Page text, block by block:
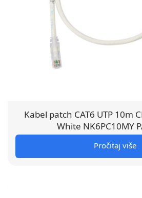
Kabel patch CAT6 UTP 10m
White NK6PC10MY
Pročitaj više